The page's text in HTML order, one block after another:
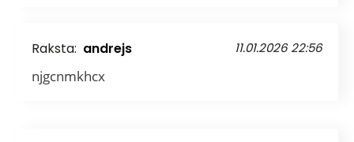
Raksta: andrejs 11.01.2026 22:56
njgcnmkhcx